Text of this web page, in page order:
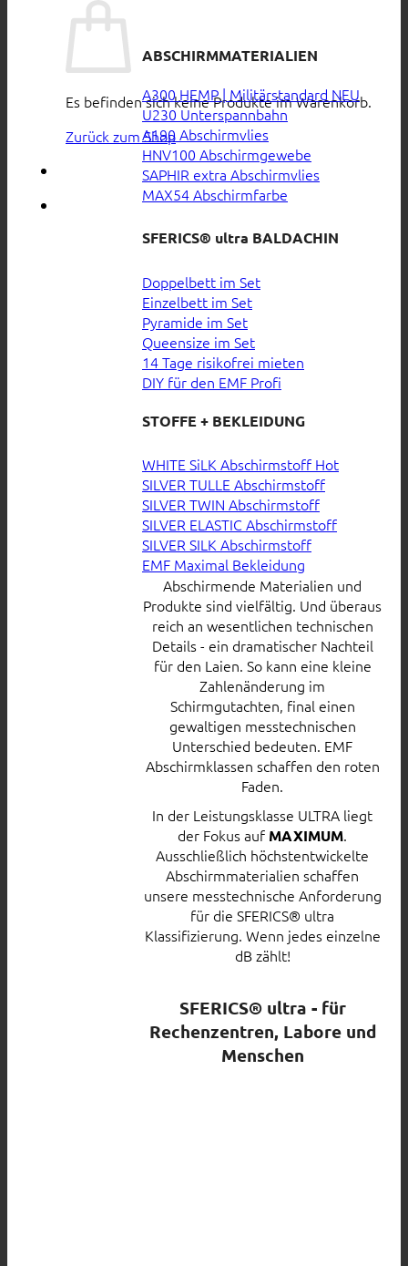
Es befinden sich keine Produkte im Warenkorb.
Zurück zum Shop
ABSCHIRMMATERIALIEN
A300 HEMP | Militärstandard
U230 Unterspannbahn
A190 Abschirmvlies
HNV100 Abschirmgewebe
SAPHIR extra Abschirmvlies
MAX54 Abschirmfarbe
SFERICS® ultra BALDACHIN
Doppelbett im Set
Einzelbett im Set
Pyramide im Set
Queensize im Set
14 Tage risikofrei mieten
DIY für den EMF Profi
STOFFE + BEKLEIDUNG
WHITE SiLK Abschirmstoff
SILVER TULLE Abschirmstoff
SILVER TWIN Abschirmstoff
SILVER ELASTIC Abschirmstoff
SILVER SILK Abschirmstoff
EMF Maximal Bekleidung
Abschirmende Materialien und
Produkte sind vielfältig. Und überaus
reich an wesentlichen technischen
Details - ein dramatischer Nachteil
für den Laien. So kann eine kleine
Zahlenänderung im
Schirmgutachten, final einen
gewaltigen messtechnischen
Unterschied bedeuten. EMF
Abschirmklassen schaffen den roten
Faden.
In der Leistungsklasse ULTRA liegt
der Fokus auf MAXIMUM.
Ausschließlich höchstentwickelte
Abschirmmaterialien schaffen
unsere messtechnische Anforderung
für die SFERICS® ultra
Klassifizierung. Wenn jedes einzelne
dB zählt!
SFERICS® ultra - für
Rechenzentren, Labore und
Menschen